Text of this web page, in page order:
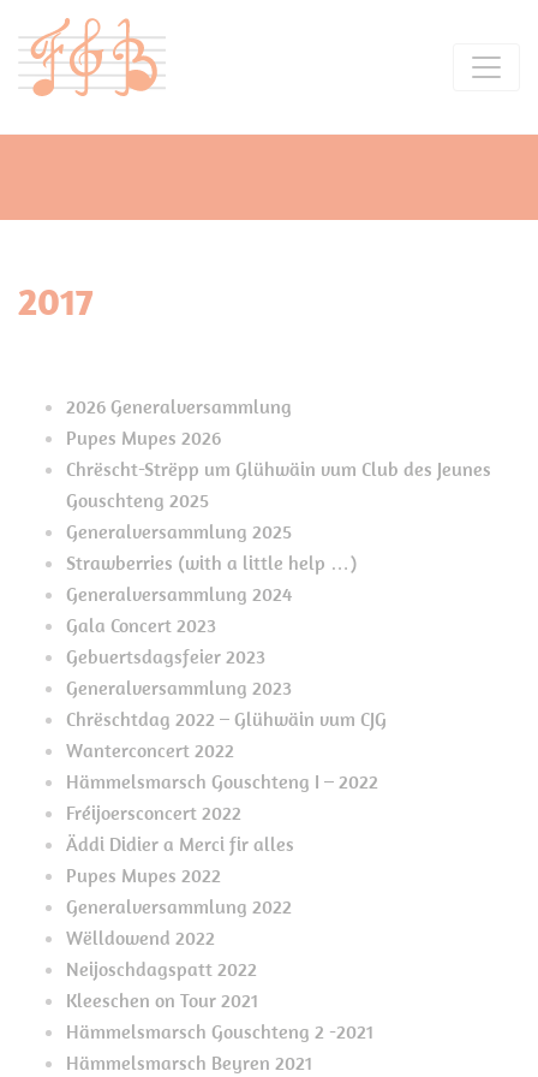
2017
2026 Generalversammlung
Pupes Mupes 2026
Chrëscht-Strëpp um Glühwäin vum Club des Jeunes
Gouschteng 2025
Generalversammlung 2025
Strawberries (with a little help …)
Generalversammlung 2024
Gala Concert 2023
Gebuertsdagsfeier 2023
Generalversammlung 2023
Chrëschtdag 2022 – Glühwäin vum CJG
Wanterconcert 2022
Hämmelsmarsch Gouschteng I – 2022
Fréijoersconcert 2022
Äddi Didier a Merci fir alles
Pupes Mupes 2022
Generalversammlung 2022
Wëlldowend 2022
Neijoschdagspatt 2022
Kleeschen on Tour 2021
Hämmelsmarsch Gouschteng 2 -2021
Hämmelsmarsch Beyren 2021